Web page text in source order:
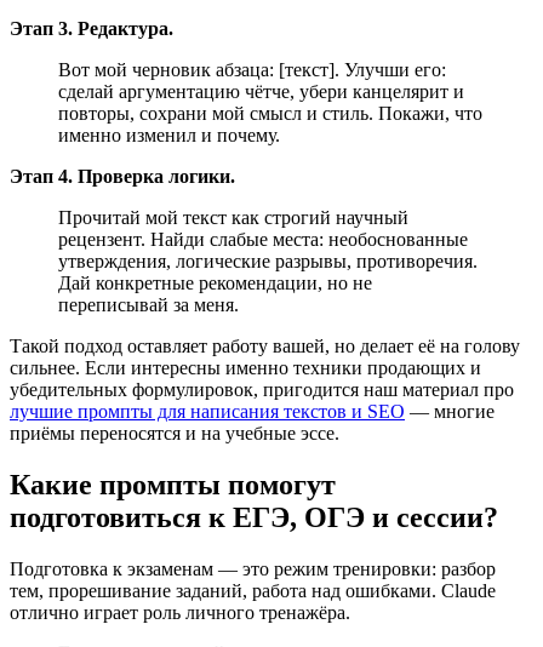
Этап 3. Редактура.
Вот мой черновик абзаца: [текст]. Улучши его:
сделай аргументацию чётче, убери канцелярит и
повторы, сохрани мой смысл и стиль. Покажи, что
именно изменил и почему.
Этап 4. Проверка логики.
Прочитай мой текст как строгий научный
рецензент. Найди слабые места: необоснованные
утверждения, логические разрывы, противоречия.
Дай конкретные рекомендации, но не
переписывай за меня.
Такой подход оставляет работу вашей, но делает её на голову
сильнее. Если интересны именно техники продающих и
убедительных формулировок, пригодится наш материал про
лучшие промпты для написания текстов и SEO — многие
приёмы переносятся и на учебные эссе.
Какие промпты помогут
подготовиться к ЕГЭ, ОГЭ и сессии?
Подготовка к экзаменам — это режим тренировки: разбор
тем, прорешивание заданий, работа над ошибками. Claude
отлично играет роль личного тренажёра.